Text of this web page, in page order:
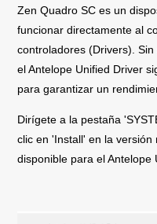
Zen Quadro SC es un
funcionar directamente al
controladores (Drivers).
el Antelope Unified Driver
para garantizar un
Dirígete a la pestaña
clic en 'Install' en la
disponible para el Antelope